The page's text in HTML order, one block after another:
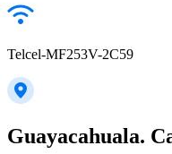
Telcel-MF253V-2C59
Guayacahuala.